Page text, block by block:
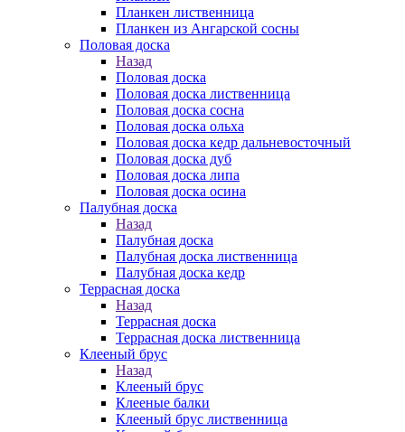
Планкен лиственница
Планкен из Ангарской сосны
Половая доска
Назад
Половая доска
Половая доска лиственница
Половая доска сосна
Половая доска ольха
Половая доска кедр дальневосточный
Половая доска дуб
Половая доска липа
Половая доска осина
Палубная доска
Назад
Палубная доска
Палубная доска лиственница
Палубная доска кедр
Террасная доска
Назад
Террасная доска
Террасная доска лиственница
Клееный брус
Назад
Клееный брус
Клееные балки
Клееный брус лиственница